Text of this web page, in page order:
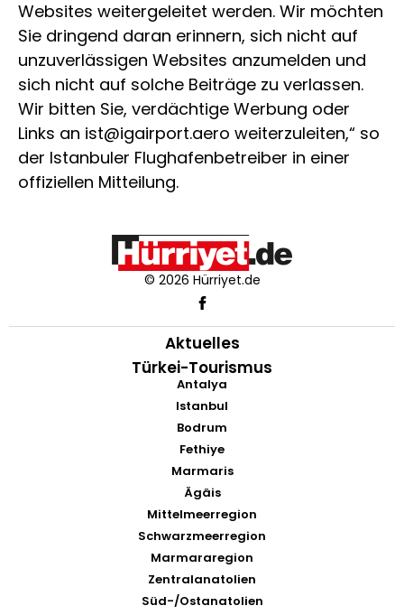
Websites weitergeleitet werden. Wir möchten
Sie dringend daran erinnern, sich nicht auf
unzuverlässigen Websites anzumelden und
sich nicht auf solche Beiträge zu verlassen.
Wir bitten Sie, verdächtige Werbung oder
Links an ist@igairport.aero weiterzuleiten,“ so
der Istanbuler Flughafenbetreiber in einer
offiziellen Mitteilung.
© 2026 Hürriyet.de
Aktuelles
Türkei-Tourismus
Antalya
Istanbul
Bodrum
Fethiye
Marmaris
Ägäis
Mittelmeerregion
Schwarzmeerregion
Marmararegion
Zentralanatolien
Süd-/Ostanatolien